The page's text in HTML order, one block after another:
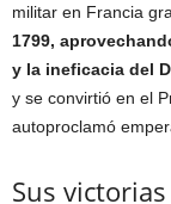
militar en Francia
1799,
y la ineficacia del
y se convirtió en el
autoproclamó
Sus